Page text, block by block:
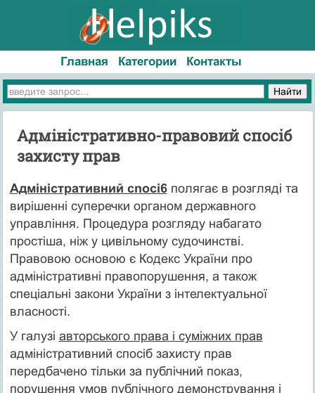
Главная Категории Контакты
Адміністративно-правовий спосіб
захисту прав
Адміністративний cnoci6полягає в розгляді та
вирішенні суперечки органом державного
управління. Процедура розгляду набагато
простіша, ніж у цивільному су­дочинстві.
Правовою основою є Кодекс України про
адміністративні правопорушення, а також
спеціальні закони України з інтелектуальної
власності.
У галузі авторського права і суміжних прав
адмініс­тративний спосіб захисту прав
передбачено тільки за публічний показ,
порушення умов публічного демонстрування і